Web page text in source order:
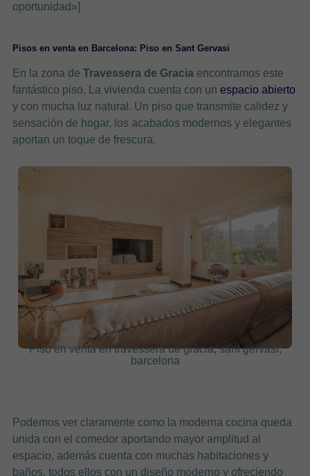
oportunidad»]
Pisos en venta en Barcelona: Piso en Sant Gervasi
En la zona de Travessera de Graciaencontramos este
fantástico piso. La vivienda cuenta con un espacio abierto
y con mucha luz natural. Un piso que transmite calidez y
sensación de hogar, los acabados modernos y elegantes
aportan un toque de frescura.
Piso en venta en travessera de gràcia, sant gervasi,
barcelona
Podemos ver claramente como la moderna cocina queda
unida con el comedor aportando mayor amplitud al
espacio, además cuenta con muchas habitaciones y
baños, todos ellos con un diseño moderno y ofreciendo